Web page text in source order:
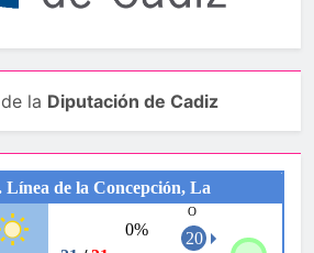
la Diputación de Cadiz